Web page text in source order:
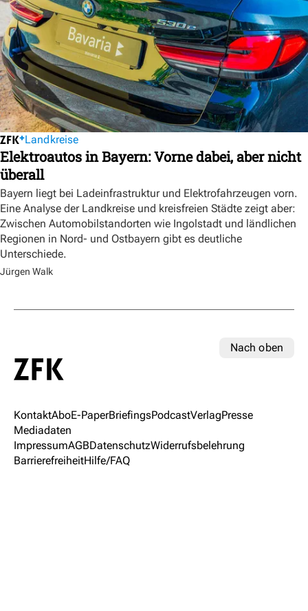
Landkreise
Elektroautos in Bayern: Vorne dabei, aber nicht
überall
Bayern liegt bei Ladeinfrastruktur und Elektrofahrzeugen vorn.
Eine Analyse der Landkreise und kreisfreien Städte zeigt aber:
Zwischen Automobilstandorten wie Ingolstadt und ländlichen
Regionen in Nord- und Ostbayern gibt es deutliche
Unterschiede.
Jürgen Walk
Nach oben
KontaktAboE-PaperBriefingsPodcastVerlagPresse
Mediadaten
ImpressumAGBDatenschutzWiderrufsbelehrung
BarrierefreiheitHilfe/FAQ